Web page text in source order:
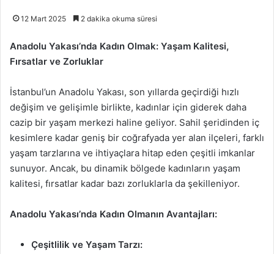
12 Mart 2025 2 dakika okuma süresi
Anadolu Yakası’nda Kadın Olmak: Yaşam Kalitesi,
Fırsatlar ve Zorluklar
İstanbul’un Anadolu Yakası, son yıllarda geçirdiği hızlı
değişim ve gelişimle birlikte, kadınlar için giderek daha
cazip bir yaşam merkezi haline geliyor. Sahil şeridinden iç
kesimlere kadar geniş bir coğrafyada yer alan ilçeleri, farklı
yaşam tarzlarına ve ihtiyaçlara hitap eden çeşitli imkanlar
sunuyor. Ancak, bu dinamik bölgede kadınların yaşam
kalitesi, fırsatlar kadar bazı zorluklarla da şekilleniyor.
Anadolu Yakası’nda Kadın Olmanın Avantajları:
Çeşitlilik ve Yaşam Tarzı: